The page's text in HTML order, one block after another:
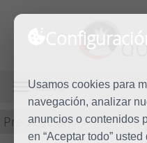
Usamos cookies para
navegación, analizar
anuncios o contenidos
en “Aceptar todo”
MENÚ
Predicación